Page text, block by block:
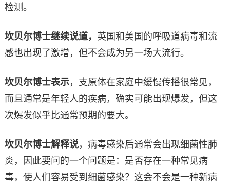
检测。
坎贝尔博士继续说道， 英国和美国的呼吸道病毒和流
感也出现了激增，但不会成为另一场大流行。
坎贝尔博士表示，支原体在家庭中缓慢传播很常见，
而且通常是年轻人的疾病，确实可能出现爆发，但这
次爆发似乎比通常预期的要大。
坎贝尔博士解释说，病毒感染后通常会出现细菌性肺
炎，因此要问的一个问题是：是否存在一种常见病
毒，使人们容易受到细菌感染？这会不会是一种新病